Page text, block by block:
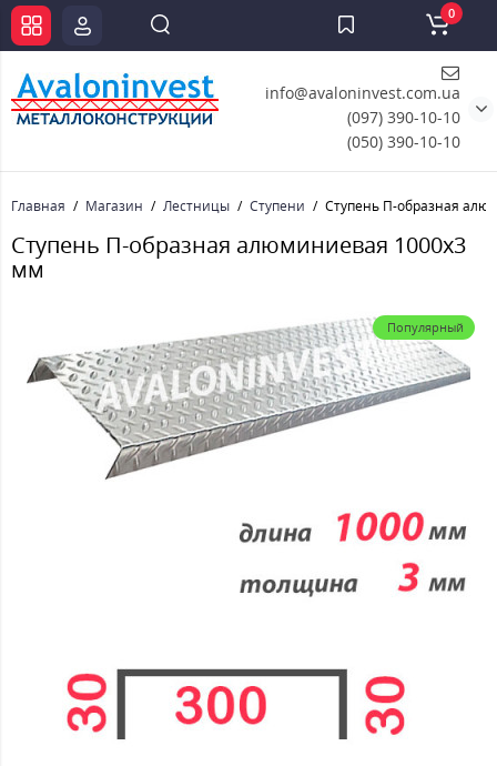
info@avaloninvest.com.ua
(097) 390-10-10
(050) 390-10-10
0
Главная Магазин Лестницы Ступени Ступень П-образная
Ступень П-образная алюминиевая 1000x3
мм
Популярный